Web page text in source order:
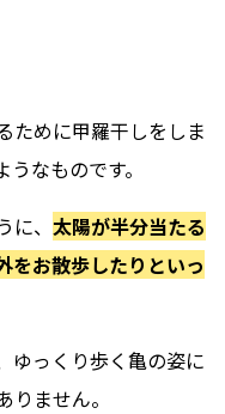
ために甲羅干しをしま
なものです。
、 太陽が半分当たる
をお散歩したりといっ
ゆっくり歩く亀の姿に
ません。